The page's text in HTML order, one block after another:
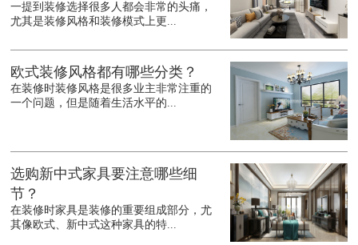
一提到装修选择很多人都会非常的头痛，
尤其是装修风格和装修模式上更...
欧式装修风格都有哪些分类？
在装修时装修风格是很多业主非常注重的
一个问题，但是随着生活水平的...
选购新中式家具要注意哪些细
节？
在装修时家具是装修的重要组成部分，尤
其像欧式、新中式这种家具的特...